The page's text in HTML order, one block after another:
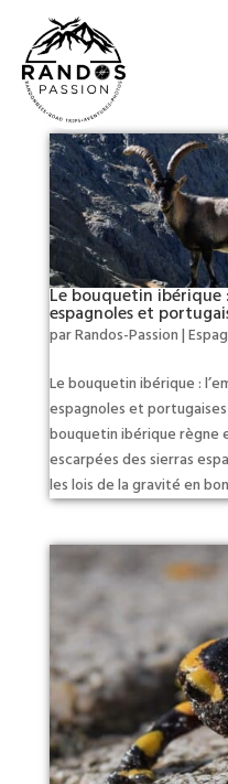
Le bouquetin ibérique
espagnoles et
parRandos-Passion |
Le bouquetin ibérique :
espagnoles et
bouquetin ibérique règne
escarpées des sierras
les lois de la gravité en